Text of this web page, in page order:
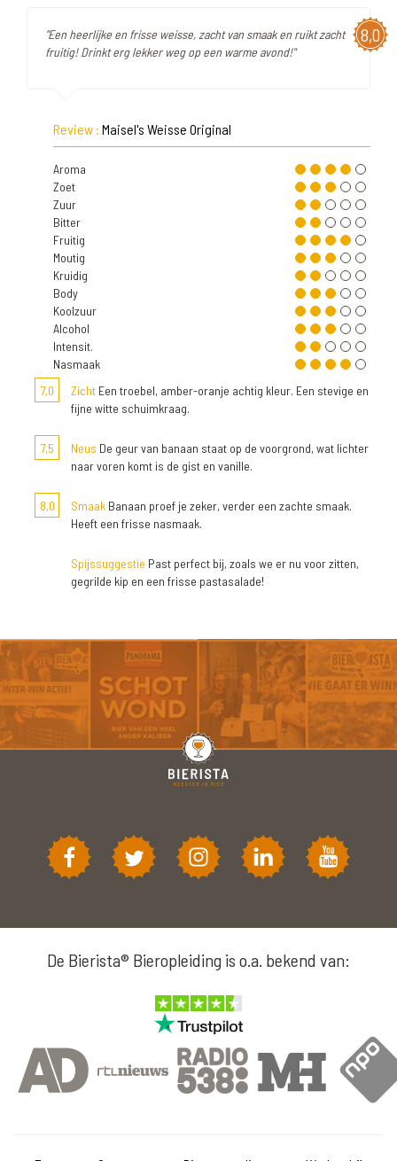
8,0
"Een heerlijke en frisse weisse, zacht van smaak en ruikt zacht
fruitig! Drinkt erg lekker weg op een warme avond!"
Review : Maisel's Weisse Original
Aroma
Zoet
Zuur
Bitter
Fruitig
Moutig
Kruidig
Body
Koolzuur
Alcohol
Intensit.
Nasmaak
7,0
Zicht Een troebel, amber-oranje achtig kleur. Een stevige en
fijne witte schuimkraag.
7,5 Neus De geur van banaan staat op de voorgrond, wat lichter
naar voren komt is de gist en vanille.
8,0 Smaak Banaan proef je zeker, verder een zachte smaak.
Heeft een frisse nasmaak.
Spijssuggestie Past perfect bij, zoals we er nu voor zitten,
gegrilde kip en een frisse pastasalade!
De Bierista® Bieropleiding is o.a. bekend van: